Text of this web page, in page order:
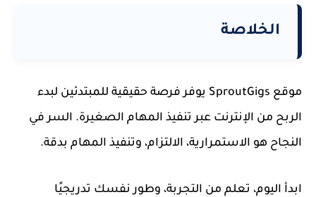
الخلاصة
موقع SproutGigs يوفر فرصة حقيقية للمبتدئين لبدء
الربح من الإنترنت عبر تنفيذ المهام الصغيرة. السر في
النجاح هو الاستمرارية، الالتزام، وتنفيذ المهام بدقة.
ابدأ اليوم، تعلم من التجربة، وطور نفسك تدريجيًا